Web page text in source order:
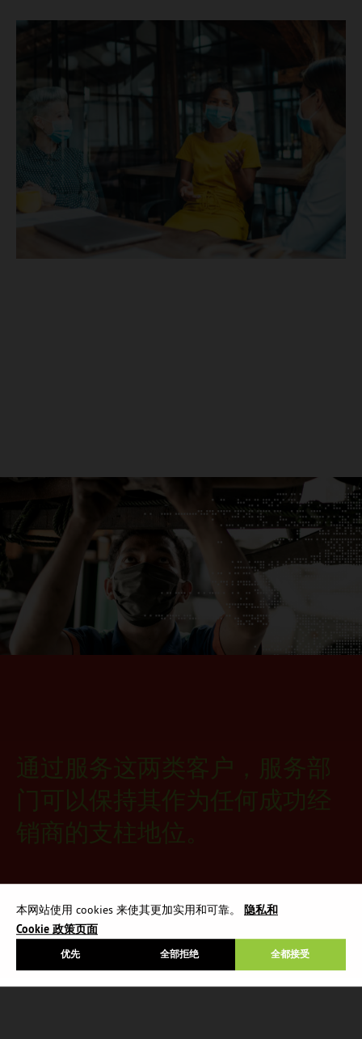
本网站使用 cookies 来使其更加实用和可靠。 隐私和
Cookie 政策页面
优先 全都接受
全部拒绝
通过服务这两类客户，服务部
门可以保持其作为任何成功经
销商的支柱地位。